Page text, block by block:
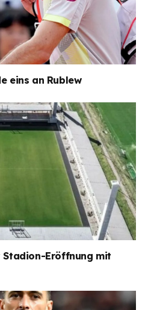
eins an Rublew
Eröffnung mit